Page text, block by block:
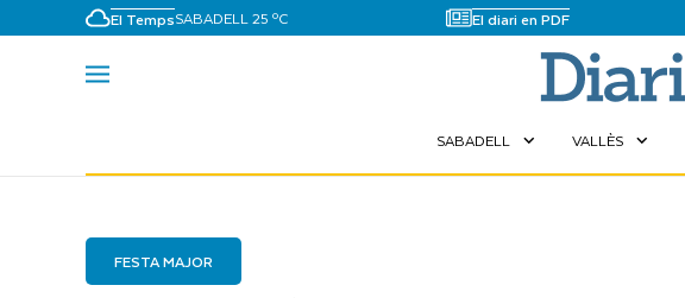
El TempsSABADELL 25 ºC El diari en PDF
SABADELL expand_more VALLÈS expand_more
FESTA MAJOR